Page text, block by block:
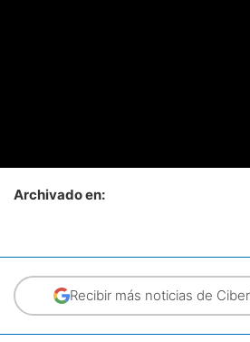
Archivado en:
Recibir más noticias de